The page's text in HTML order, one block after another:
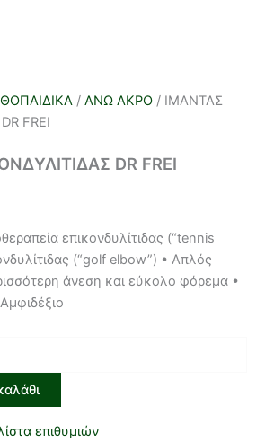
/ ΑΝΩ ΑΚΡΟ / ΙΜΑΝΤΑΣ
FREI
DR FREI
επικονδυλίτιδας (“tennis
(“golf elbow”) • Απλός
άνεση και εύκολο φόρεμα •
επιθυμιών